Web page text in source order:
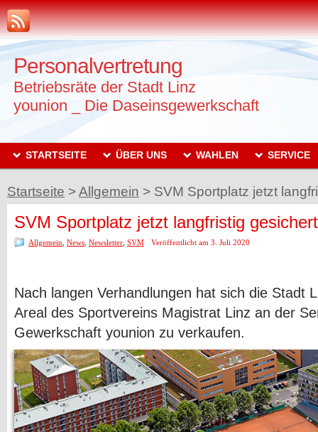
Personalvertretung
Betriebsräte der Stadt Linz
younion _ Die Daseinsgewerkschaft
STARTSEITE ÜBER UNS WAHLEN SERVICE
Startseite > Allgemein > SVM Sportplatz jetzt
SVM Sportplatz jetzt langfristig gesichert
Allgemein News Newsletter SVM Veröffentlicht am 3. Juli 2020
Nach langen Verhandlungen hat sich die Stadt
Areal des Sportvereins Magistrat Linz an der
Gewerkschaft younion zu verkaufen.